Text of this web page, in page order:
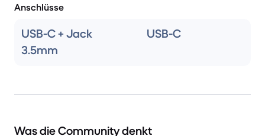
Anschlüsse
USB-C + Jack
3.5mm
USB-C
Was die Community denkt